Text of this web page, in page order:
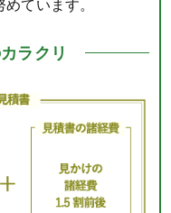
ています。
ラクリ